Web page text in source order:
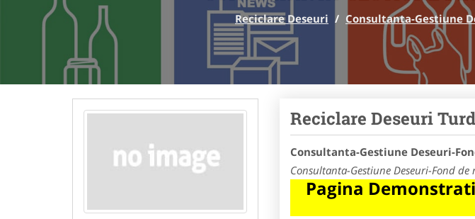
Reciclare Deseuri / Consultanta-Gestiune
Reciclare Deseuri
Consultanta-Gestiune Deseuri-
Consultanta-Gestiune Deseuri-Fond de
Pagina